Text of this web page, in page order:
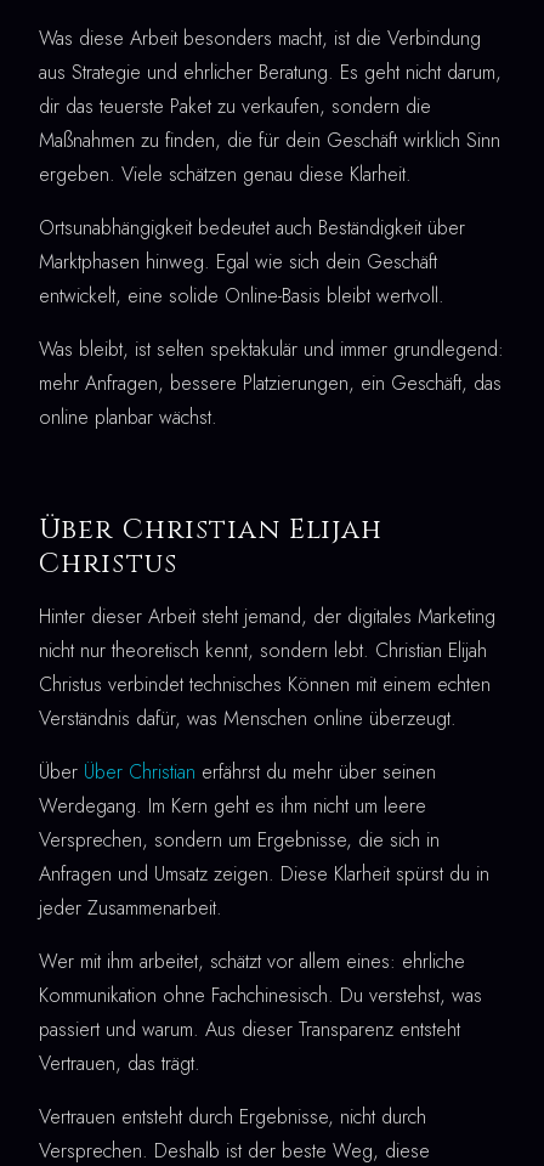
Was diese Arbeit besonders macht, ist die Verbindung
aus Strategie und ehrlicher Beratung. Es geht nicht darum,
dir das teuerste Paket zu verkaufen, sondern die
Maßnahmen zu finden, die für dein Geschäft wirklich Sinn
ergeben. Viele schätzen genau diese Klarheit.
Ortsunabhängigkeit bedeutet auch Beständigkeit über
Marktphasen hinweg. Egal wie sich dein Geschäft
entwickelt, eine solide Online-Basis bleibt wertvoll.
Was bleibt, ist selten spektakulär und immer grundlegend:
mehr Anfragen, bessere Platzierungen, ein Geschäft, das
online planbar wächst.
Über Christian Elijah
Christus
Hinter dieser Arbeit steht jemand, der digitales Marketing
nicht nur theoretisch kennt, sondern lebt. Christian Elijah
Christus verbindet technisches Können mit einem echten
Verständnis dafür, was Menschen online überzeugt.
Über Über Christian erfährst du mehr über seinen
Werdegang. Im Kern geht es ihm nicht um leere
Versprechen, sondern um Ergebnisse, die sich in
Anfragen und Umsatz zeigen. Diese Klarheit spürst du in
jeder Zusammenarbeit.
Wer mit ihm arbeitet, schätzt vor allem eines: ehrliche
Kommunikation ohne Fachchinesisch. Du verstehst, was
passiert und warum. Aus dieser Transparenz entsteht
Vertrauen, das trägt.
Vertrauen entsteht durch Ergebnisse, nicht durch
Versprechen. Deshalb ist der beste Weg, diese